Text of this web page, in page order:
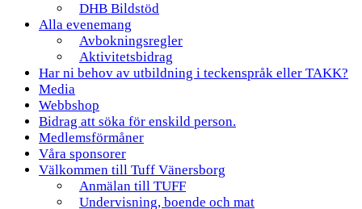
DHB Bildstöd
Alla evenemang
Avbokningsregler
Aktivitetsbidrag
Har ni behov av utbildning i teckenspråk eller TAKK?
Media
Webbshop
Bidrag att söka för enskild person.
Medlemsförmåner
Våra sponsorer
Välkommen till Tuff Vänersborg
Anmälan till TUFF
Undervisning, boende och mat